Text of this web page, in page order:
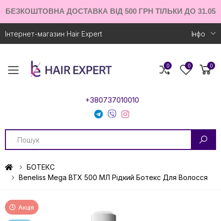
БЕЗКОШТОВНА ДОСТАВКА ВІД 500 ГРН ТІЛЬКИ ДО 31.05
Інтернет-магазин Hair Expert Iнфо
Toggle mobile menu
+380737010010
Search
0 0 0
БОТЕКС
Beneliss Mega BTX 500 МЛ Рідкий Ботекс Для Волосся
Акція